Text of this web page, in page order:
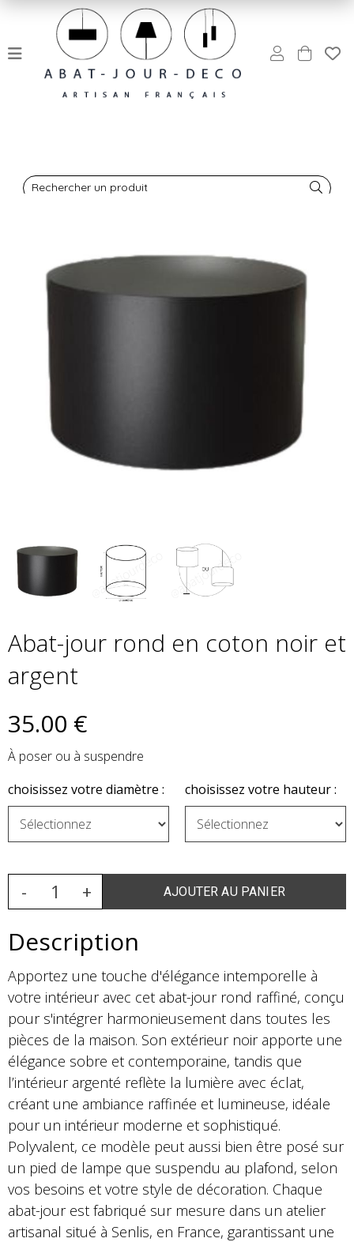
Rechercher un produit
Abat-jour rond en coton noir et
argent
35.00 €
À poser ou à suspendre
choisissez votre diamètre :
choisissez votre hauteur :
Description
Apportez une touche d'élégance intemporelle à
votre intérieur avec cet abat-jour rond raffiné, conçu
pour s'intégrer harmonieusement dans toutes les
pièces de la maison. Son extérieur noir apporte une
élégance sobre et contemporaine, tandis que
l’intérieur argenté reflète la lumière avec éclat,
créant une ambiance raffinée et lumineuse, idéale
pour un intérieur moderne et sophistiqué.
Polyvalent, ce modèle peut aussi bien être posé sur
un pied de lampe que suspendu au plafond, selon
vos besoins et votre style de décoration. Chaque
abat-jour est fabriqué sur mesure dans un atelier
artisanal situé à Senlis, en France, garantissant une